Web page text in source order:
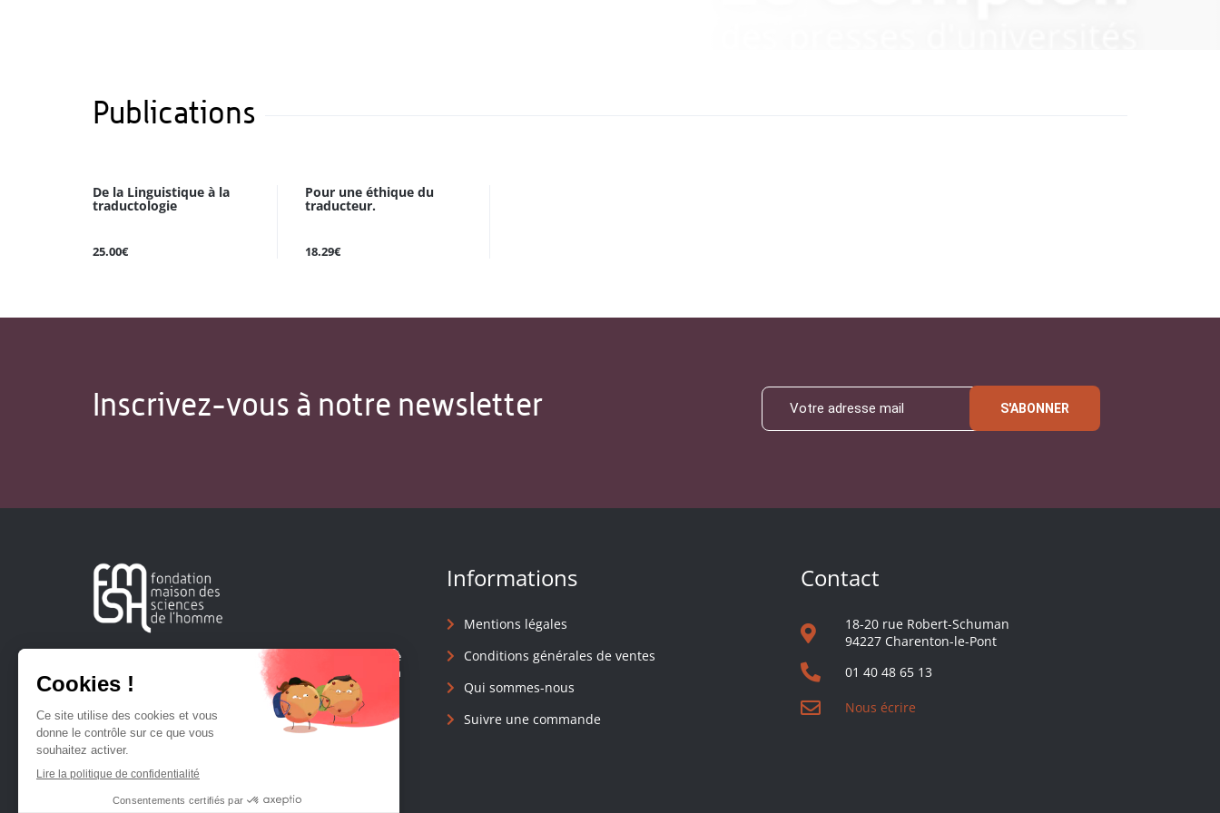
Publications
De la Linguistique à la
traductologie
25.00€
Pour une éthique du
traducteur.
18.29€
Inscrivez-vous à notre newsletter S'ABONNER
Créée en 1963, la Fondation Maison Sciences de l'Homme
soutient la recherche et la diffusion des connaissances en
sciences humaines et sociales.
Informations
Mentions légales
Conditions générales de ventes
Qui sommes-nous
Suivre une commande
Contact
18-20 rue Robert-Schuman
94227 Charenton-le-Pont
01 40 48 65 13
Nous écrire